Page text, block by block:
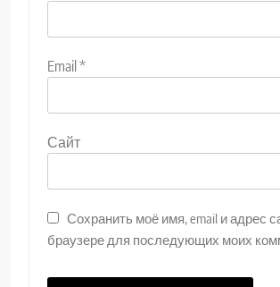
Email*
Сайт
Сохранить моё имя, email и адрес
браузере для последующих моих